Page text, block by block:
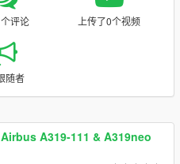
评论 上传了0个视频
随者
Airbus A319-111 & A319neo